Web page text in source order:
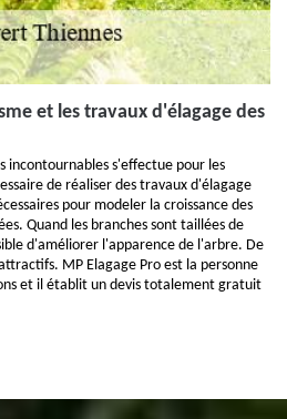
et les travaux d'élagage des
incontournables s'effectue pour les
de réaliser des travaux d'élagage
pour modeler la croissance des
Quand les branches sont taillées de
d'améliorer l'apparence de l'arbre. De
MP Elagage Pro est la personne
et il établit un devis totalement gratuit